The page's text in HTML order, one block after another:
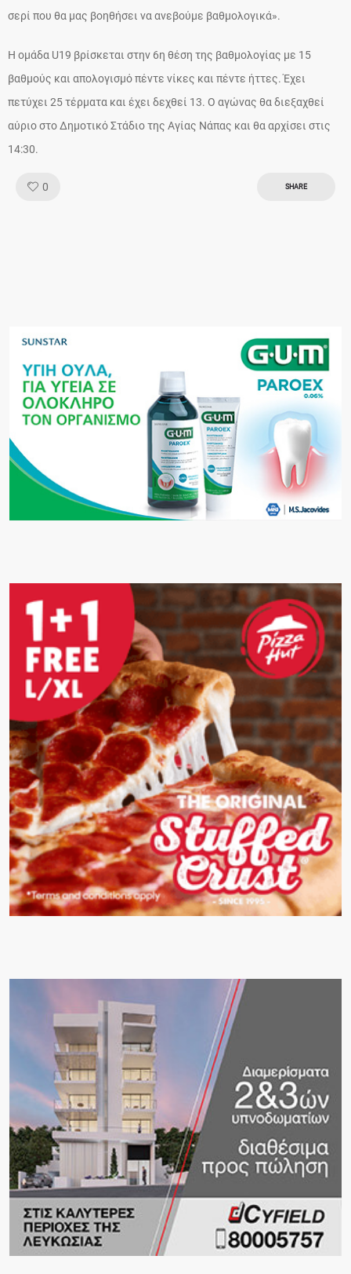
σερί που θα μας βοηθήσει να ανεβούμε βαθμολογικά».
Η ομάδα U19 βρίσκεται στην 6η θέση της βαθμολογίας με 15
βαθμούς και απολογισμό πέντε νίκες και πέντε ήττες. Έχει
πετύχει 25 τέρματα και έχει δεχθεί 13. Ο αγώνας θα διεξαχθεί
αύριο στο Δημοτικό Στάδιο της Αγίας Νάπας και θα αρχίσει στις
14:30.
0 SHARE